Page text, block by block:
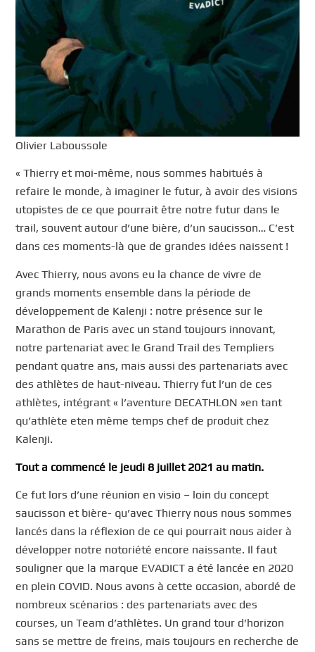
Olivier Laboussole
« Thierry et moi-même, nous sommes habitués à
refaire le monde, à imaginer le futur, à avoir des visions
utopistes de ce que pourrait être notre futur dans le
trail, souvent autour d’une bière, d’un saucisson… C’est
dans ces moments-là que de grandes idées naissent !
Avec Thierry, nous avons eu la chance de vivre de
grands moments ensemble dans la période de
développement de Kalenji : notre présence sur le
Marathon de Paris avec un stand toujours innovant,
notre partenariat avec le Grand Trail des Templiers
pendant quatre ans, mais aussi des partenariats avec
des athlètes de haut-niveau. Thierry fut l’un de ces
athlètes, intégrant « l’aventure DECATHLON »en tant
qu’athlète eten même temps chef de produit chez
Kalenji.
Tout a commencé le jeudi 8 juillet 2021 au matin.
Ce fut lors d’une réunion en visio – loin du concept
saucisson et bière- qu’avec Thierry nous nous sommes
lancés dans la réflexion de ce qui pourrait nous aider à
développer notre notoriété encore naissante. Il faut
souligner que la marque EVADICT a été lancée en 2020
en plein COVID. Nous avons à cette occasion, abordé de
nombreux scénarios : des partenariats avec des
courses, un Team d’athlètes. Un grand tour d’horizon
sans se mettre de freins, mais toujours en recherche de